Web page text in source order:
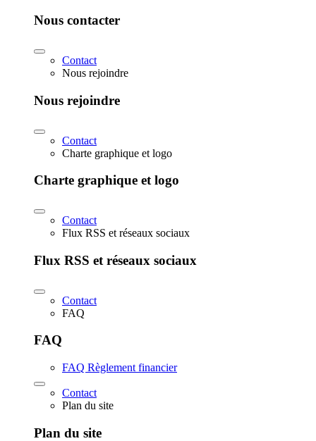
Nous contacter
Contact
Nous rejoindre
Nous rejoindre
Contact
Charte graphique et logo
Charte graphique et logo
Contact
Flux RSS et réseaux sociaux
Flux RSS et réseaux sociaux
Contact
FAQ
FAQ
FAQ Règlement financier
Contact
Plan du site
Plan du site